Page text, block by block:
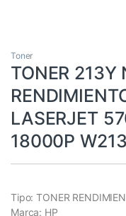
Toner
TONER 213Y
LASERJET
18000P
Tipo: TONER
Marca: HP